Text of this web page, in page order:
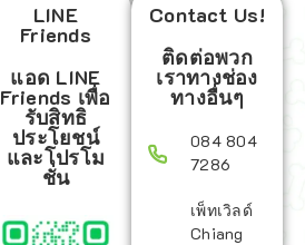
LINE
Friends
แอด LINE
Friends เพื่อ
รับสิทธิ
ประโยชน์
และโปรโม
ชั่น
Contact Us!
ติดต่อพวก
เราทางช่อง
ทางอื่นๆ
084 804
7286
เพ็ทเวิลด์
Chiang